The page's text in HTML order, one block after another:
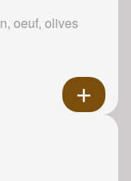
oeuf, olives